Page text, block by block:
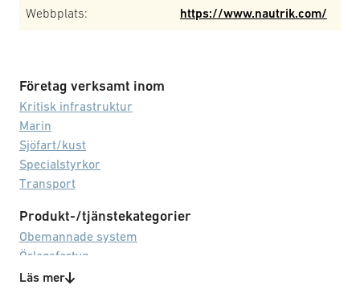
Webbplats:
https://www.nautrik.com/
Företag verksamt inom
Kritisk infrastruktur
Marin
Sjöfart/kust
Specialstyrkor
Transport
Produkt-/tjänstekategorier
Obemannade system
Örlogsfartyg
Övervakning/spaning
Läs mer